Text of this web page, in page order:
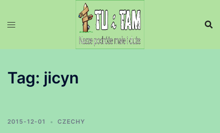
Tag: jicyn
2015-12-01 CZECHY